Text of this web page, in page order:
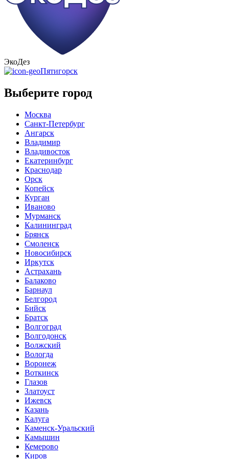
ЭкоДез
Пятигорск
Выберите город
Москва
Санкт-Петербург
Ангарск
Владимир
Владивосток
Екатеринбург
Краснодар
Орск
Копейск
Курган
Иваново
Мурманск
Калининград
Брянск
Смоленск
Новосибирск
Иркутск
Астрахань
Балаково
Барнаул
Белгород
Бийск
Братск
Волгоград
Волгодонск
Волжский
Вологда
Воронеж
Воткинск
Глазов
Златоуст
Ижевск
Казань
Калуга
Каменск-Уральский
Камышин
Кемерово
Киров